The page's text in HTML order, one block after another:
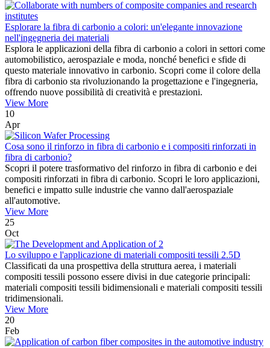
Esplorare la fibra di carbonio a colori: un'elegante innovazione
nell'ingegneria dei materiali
Esplora le applicazioni della fibra di carbonio a colori in settori come
automobilistico, aerospaziale e moda, nonché benefici e sfide di
questo materiale innovativo in carbonio. Scopri come il colore della
fibra di carbonio sta rivoluzionando la progettazione e l'ingegneria,
offrendo nuove possibilità di creatività e prestazioni.
View More
10
Apr
Cosa sono il rinforzo in fibra di carbonio e i compositi rinforzati in
fibra di carbonio?
Scopri il potere trasformativo del rinforzo in fibra di carbonio e dei
compositi rinforzati in fibra di carbonio. Scopri le loro applicazioni,
benefici e impatto sulle industrie che vanno dall'aerospaziale
all'automotive.
View More
25
Oct
Lo sviluppo e l'applicazione di materiali compositi tessili 2.5D
Classificati da una prospettiva della struttura aerea, i materiali
compositi tessili possono essere divisi in due categorie principali:
materiali compositi tessili bidimensionali e materiali compositi tessili
tridimensionali.
View More
20
Feb